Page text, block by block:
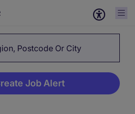
Postcode Or City
Job Alert